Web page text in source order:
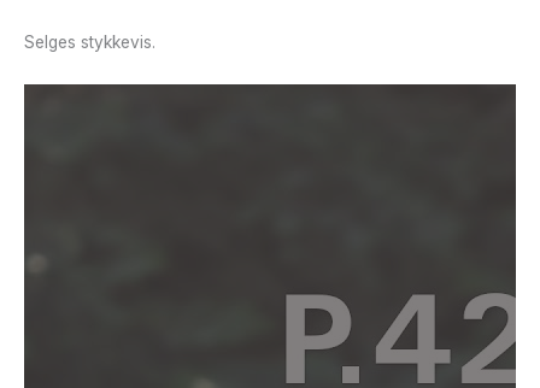
Selges stykkevis.